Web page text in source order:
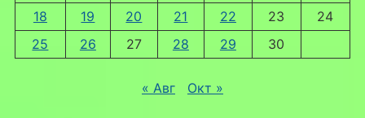
18
19 20 21 22 23
24
25
26 27 28 29 30
« Авг Окт »